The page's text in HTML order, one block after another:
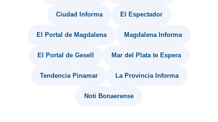
Ciudad Informa El Espectador
El Portal de Magdalena Magdalena Informa
El Portal de Gesell Mar del Plata te Espera
Tendencia Pinamar La Provincia Informa
Noti Bonaerense